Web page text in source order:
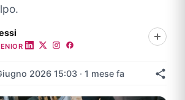
2026 15:03 · 1 mese fa